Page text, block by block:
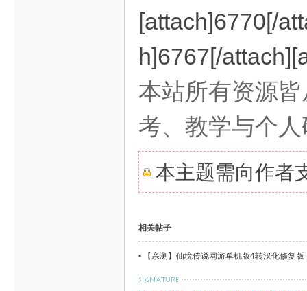
[attach]6770[/
h]6767[/
本站所有资源
考、教学与个
本主题需向作者
相关帖子
• 【亲测】仙境传说网游单机版4转汉化修复